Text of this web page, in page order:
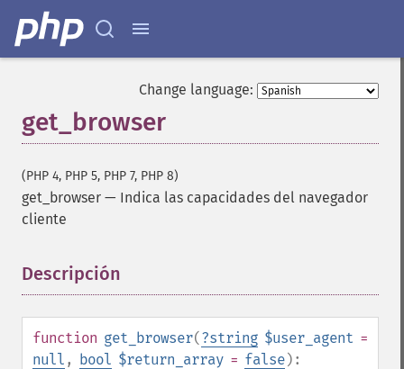
Change language:
get_browser
(PHP 4, PHP 5, PHP 7, PHP 8)
get_browser — Indica las capacidades del navegador
cliente
Descripción
function get_browser(?string $user_agent =
null , bool $return_array = false):